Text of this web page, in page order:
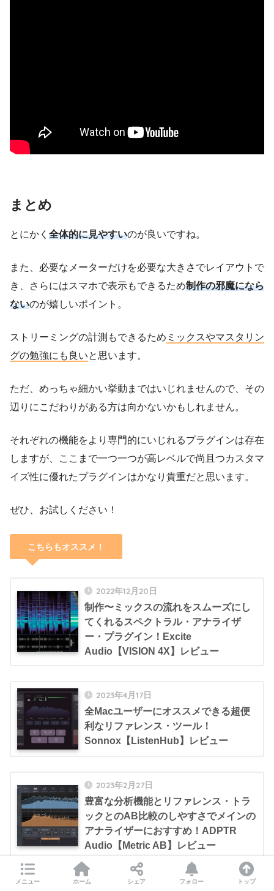
まとめ
とにかく 全体的に見やすいのが良いですね。
また、必要なメーターだけを必要な大きさでレイアウトで
き、さらにはスマホで表示もできるため制作の邪魔になら
ないのが嬉しいポイント。
ストリーミングの計測もできるため ミックスやマスタリン
グの勉強にも良いと思います。
ただ、めっちゃ細かい挙動まではいじれませんので、その
辺りにこだわりがある方は向かないかもしれません。
それぞれの機能をより専門的にいじれるプラグインは存在
しますが、ここまで一つ一つが高レベルで尚且つカスタマ
イズ性に優れたプラグインはかなり貴重だと思います。
ぜひ、お試しください！
こちらもオススメ！
2022年12月20日
制作〜ミックスの流れをスムーズにし
てくれるスペクトラル・アナライザ
ー・プラグイン！Excite
Audio【VISION 4X】レビュー
2023年4月17日
全Macユーザーにオススメできる超便
利なリファレンス・ツール！
Sonnox【ListenHub】レビュー
2023年2月27日
豊富な分析機能とリファレンス・トラ
ックとのAB比較のしやすさでメインの
アナライザーにおすすめ！ADPTR
Audio【Metric AB】レビュー
メニュー ホーム シェア フォロー トップ